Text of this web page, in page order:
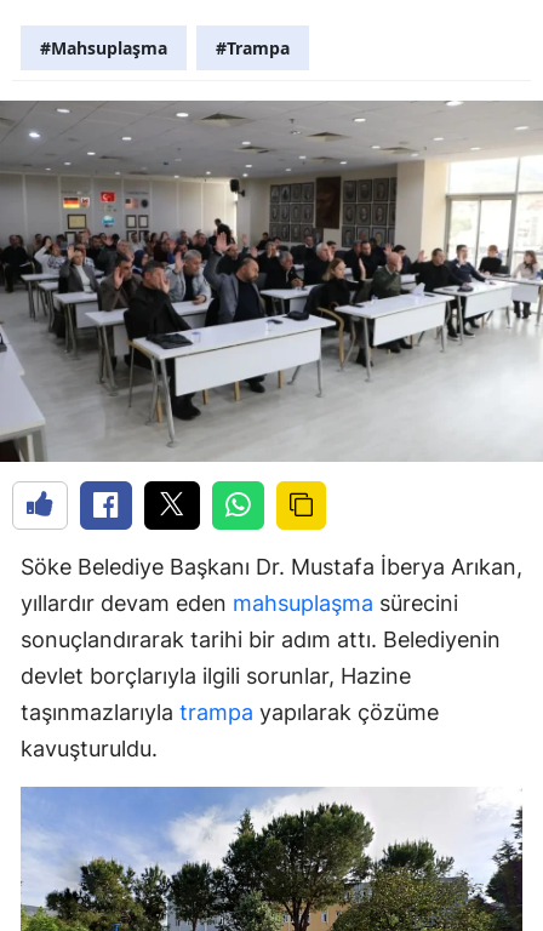
#Mahsuplaşma #Trampa
Söke Belediye Başkanı Dr. Mustafa İberya Arıkan,
yıllardır devam eden mahsuplaşma sürecini
sonuçlandırarak tarihi bir adım attı. Belediyenin
devlet borçlarıyla ilgili sorunlar, Hazine
taşınmazlarıyla trampa yapılarak çözüme
kavuşturuldu.